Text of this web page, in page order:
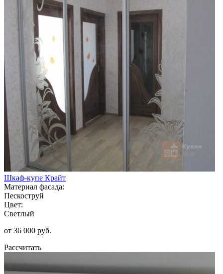
Шкаф-купе Крайт
Материал фасада:
Пескоструй
Цвет:
Светлый
от 36 000 руб.
Рассчитать